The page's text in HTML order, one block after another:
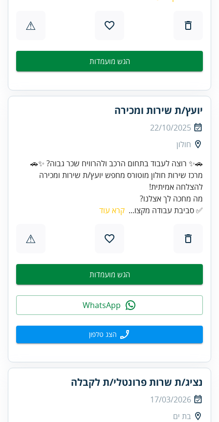
⚠
הגש מועמדות
יועץ/ת שירות ומכירה
22/10/2025
חולון
מרכז שירות חולון מוטורס מחפש יועץ/ת שירות ומכירה
להצלחה אמיתית!
מה מחכה לך אצלנו?
✅ סביבת עבודה מקצו... קרא עוד
⚠
הגש מועמדות
הצג טלפון
נציג/ת שרות פרונטלי/ת לקבלה
17/03/2026
בת ים